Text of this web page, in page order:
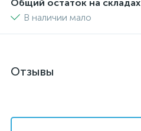
Общий остаток на складах
В наличии мало
Отзывы